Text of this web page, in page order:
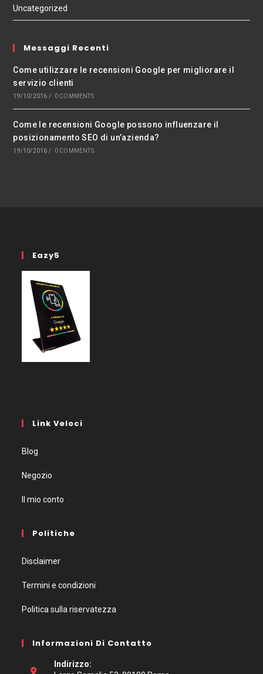
Uncategorized
Messaggi Recenti
Come utilizzare le recensioni Google per migliorare il
servizio clienti
19/10/2016 / 0 COMMENTS
Come le recensioni Google possono influenzare il
posizionamento SEO di un’azienda?
19/10/2016 / 0 COMMENTS
Eazy5
Link Veloci
Blog
Negozio
Il mio conto
Politiche
Disclaimer
Termini e condizioni
Politica sulla riservatezza
Informazioni Di Contatto
Indirizzo: